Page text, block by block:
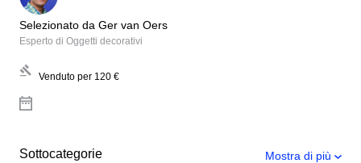
Selezionato da Ger van Oers
Esperto di Oggetti decorativi
Venduto per 120 €
Sottocategorie Mostra di più